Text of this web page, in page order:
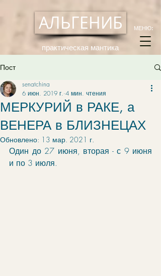
АЛЬГЕНИБ
практическая мантика
МЕНЮ:
Пост
МЕРКУРИЙ в РАКЕ, а
ВЕНЕРА в БЛИЗНЕЦАХ
senatchina
6 июн. 2019 г. 4 мин. чтения
Обновлено: 13 мар. 2021 г.
Один до 27 июня, вторая - с 9 июня
и по 3 июля.